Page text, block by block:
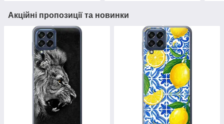
Акційні пропозиції та новинки